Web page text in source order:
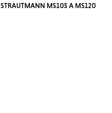
STRAUTMANN MS105 A MS120